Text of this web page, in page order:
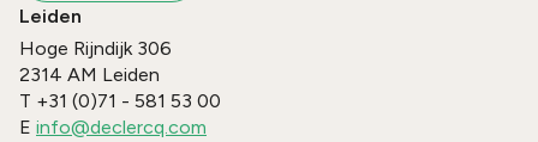
Leiden
Hoge Rijndijk 306
2314 AM Leiden
T +31 (0)71 - 581 53 00
E info@declercq.com